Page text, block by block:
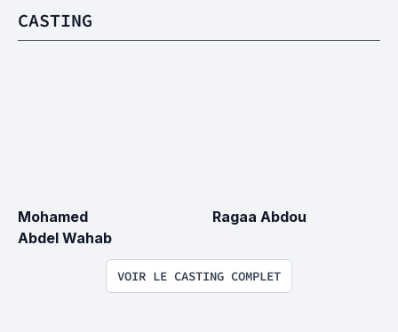
CASTING
Mohamed
Abdel Wahab
Ragaa Abdou
VOIR LE CASTING COMPLET